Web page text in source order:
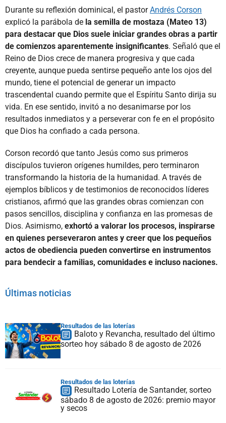
Durante su reflexión dominical, el pastorAndrés Corson
explicó la parábola de la semilla de mostaza (Mateo 13)
para destacar que Dios suele iniciar grandes obras a partir
de comienzos aparentemente insignificantes. Señaló que el
Reino de Dios crece de manera progresiva y que cada
creyente, aunque pueda sentirse pequeño ante los ojos del
mundo, tiene el potencial de generar un impacto
trascendental cuando permite que el Espíritu Santo dirija su
vida. En ese sentido, invitó a no desanimarse por los
resultados inmediatos y a perseverar con fe en el propósito
que Dios ha confiado a cada persona.
Corson recordó que tanto Jesús como sus primeros
discípulos tuvieron orígenes humildes, pero terminaron
transformando la historia de la humanidad. A través de
ejemplos bíblicos y de testimonios de reconocidos líderes
cristianos, afirmó que las grandes obras comienzan con
pasos sencillos, disciplina y confianza en las promesas de
Dios. Asimismo, exhortó a valorar los procesos, inspirarse
en quienes perseveraron antes y creer que los pequeños
actos de obediencia pueden convertirse en instrumentos
para bendecir a familias, comunidades e incluso naciones.
Últimas noticias
Resultados de las loterías
Baloto y Revancha, resultado del último
sorteo hoy sábado 8 de agosto de 2026
Resultados de las loterías
Resultado Lotería de Santander, sorteo
sábado 8 de agosto de 2026: premio mayor
y secos